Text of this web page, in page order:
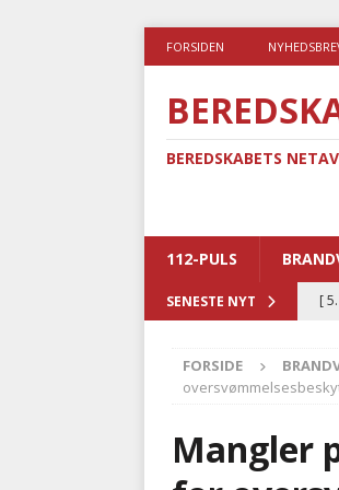
FORSIDEN
BEREDSKABETS
112-PULS
SENESTE NYT [
[
[
FORSIDE
Mangler